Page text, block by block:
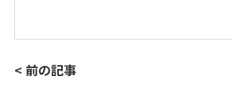
< 前の記事